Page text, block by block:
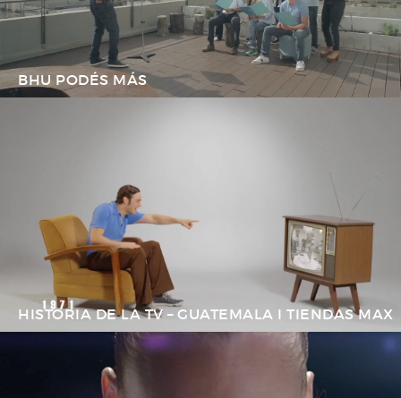
BHU PODÉS MÁS
HISTORIA DE LA TV – GUATEMALA I TIENDAS MAX